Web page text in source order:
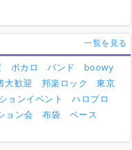
一覧を見る
ボカロ バンド
boowy
大歓迎 邦楽ロック
東京
ョンイベント
ハロプロ
ョン会 布袋
ベース